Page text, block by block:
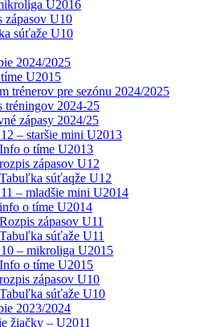
U2016
zápasov U10
súťaže U10
2024/2025
U2015
trénerov pre sezónu 2024/2025
tréningov 2024-25
zápasy 2024/25
– staršie mini U2013
Info o tíme U2013
rozpis zápasov U12
Tabuľka súťaqže U12
– mladšie mini U2014
info o tíme U2014
Rozpis zápasov U11
Tabuľka súťaže U11
– mikroliga U2015
Info o tíme U2015
rozpis zápasov U10
Tabuľka súťaže U10
2023/2024
žiačky – U2011